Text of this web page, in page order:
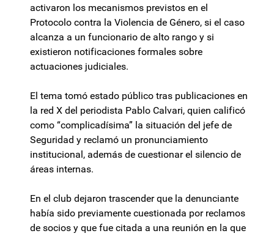
activaron los mecanismos previstos en el
Protocolo contra la Violencia de Género, si el caso
alcanza a un funcionario de alto rango y si
existieron notificaciones formales sobre
actuaciones judiciales.
El tema tomó estado público tras publicaciones en
la red X del periodista Pablo Calvari, quien calificó
como “complicadísima” la situación del jefe de
Seguridad y reclamó un pronunciamiento
institucional, además de cuestionar el silencio de
áreas internas.
En el club dejaron trascender que la denunciante
había sido previamente cuestionada por reclamos
de socios y que fue citada a una reunión en la que